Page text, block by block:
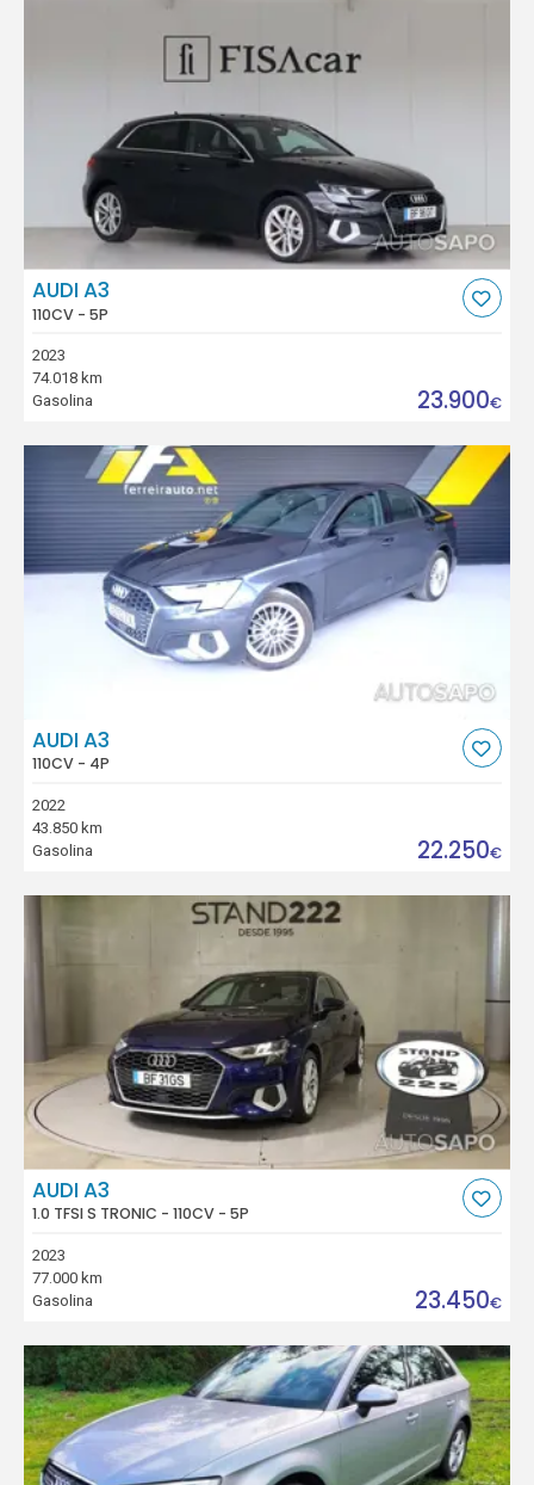
AUDI A3
110CV - 5P
2023
74.018 km
Gasolina
23.900€
AUDI A3
110CV - 4P
2022
43.850 km
Gasolina
22.250€
AUDI A3
1.0 TFSI S TRONIC - 110CV - 5P
2023
77.000 km
Gasolina
23.450€